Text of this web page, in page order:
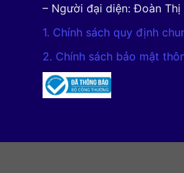
– Người đại diện: Đoàn Thị
1. Chính sách quy định
2. Chính sách bảo mật